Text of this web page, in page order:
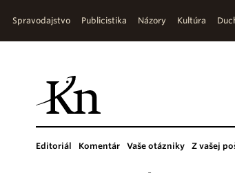
Spravodajstvo Publicistika Názory Kultúra
Editoriál Komentár Vaše otázniky Z vašej